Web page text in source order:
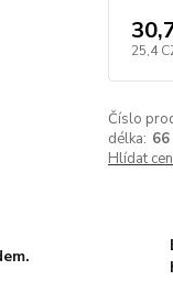
25,4
Číslo
délka: 66
Hlídat